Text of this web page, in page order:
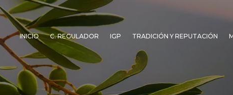
INICIO C. REGULADOR IGP TRADICIÓN Y REPUTACIÓN